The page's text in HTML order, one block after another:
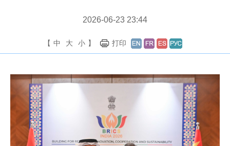
2026-06-23 23:44
【 中 大 小 】 打印